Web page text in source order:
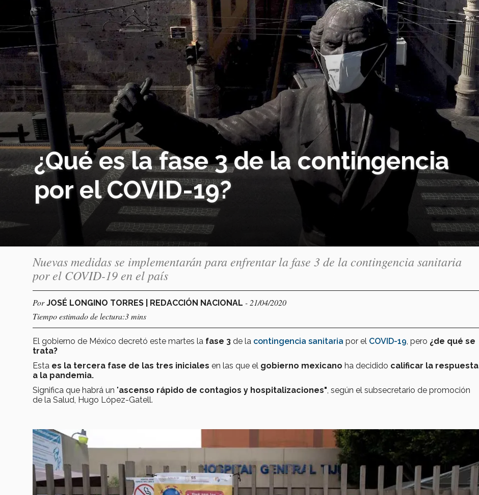
¿Qué es la fase 3 de la contingencia
por el COVID-19?
Nuevas medidas se implementarán para enfrentar la fase 3 de la contingencia sanitaria
por el COVID-19 en el país
PorJOSÉ LONGINO TORRES | REDACCIÓN NACIONAL - 21/04/2020
Tiempo estimado de lectura:3 mins
El gobierno de México decretó este martes la fase 3 de la contingencia sanitaria por el COVID-19 , pero ¿de qué se
trata?
Esta es la tercera fase de las tres iniciales en las que el gobierno mexicano ha decidido calificar la respuesta
a la pandemia.
Significa que habrá un "ascenso rápido de contagios y hospitalizaciones" , según el subsecretario de promoción
de la Salud, Hugo López-Gatell.